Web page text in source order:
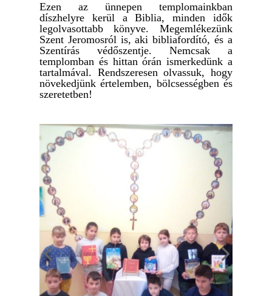
Ezen az ünnepen templomainkban
díszhelyre kerül a Biblia, minden idők
legolvasottabb könyve. Megemlékezünk
Szent Jeromosról is, aki bibliafordító, és a
Szentírás védőszentje. Nemcsak a
templomban és hittan órán ismerkedünk a
tartalmával. Rendszeresen olvassuk, hogy
növekedjünk értelemben, bölcsességben és
szeretetben!